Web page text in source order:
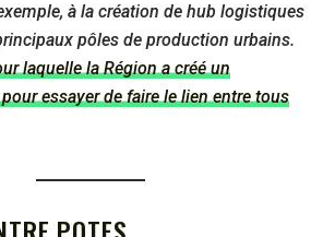
à la création de hub logistiques
pôles de production urbains.
laquelle la Région a créé un
essayer de faire le lien entre tous